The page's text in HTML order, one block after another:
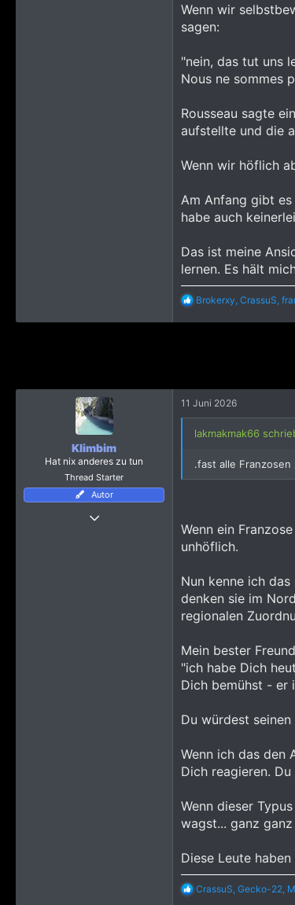
Wenn wir
sagen:
"nein, das tut uns
Nous ne sommes
Rousseau sagte
aufstellte und die
Wenn wir höflich
Am Anfang gibt
habe auch
Das ist meine
lernen. Es hält
R
a
n
e
Brokerxy CrassuS
Klimbim
Hat nix anderes zu tun
Thread Starter
Autor
24 November 2024
11 Juni 2026
lakmakmak66
.fast alle
Wenn ein
unhöflich.
Nun kenne ich
denken sie im
regionalen
Mein bester
"ich habe Dich
Dich bemühst - er
Du würdest
Wenn ich das den
Dich reagieren.
Wenn dieser
wagst... ganz ganz
Diese Leute
R
CrassuS Gecko-22